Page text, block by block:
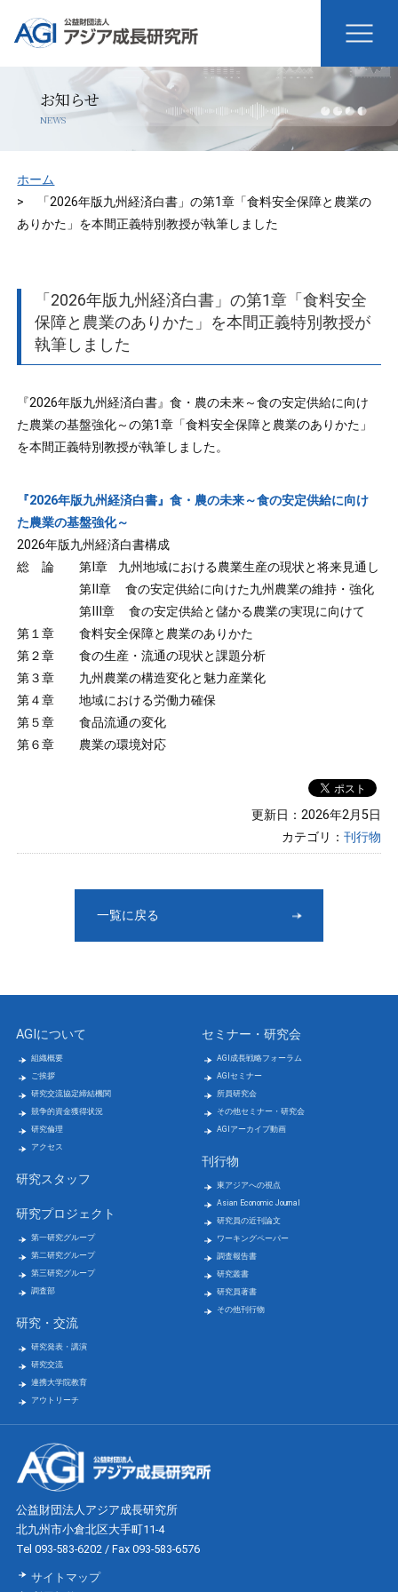
お知らせ
NEWS
ホーム
「2026年版九州経済白書」の第1章「食料安全保障と農業の
ありかた」を本間正義特別教授が執筆しました
「2026年版九州経済白書」の第1章「食料安全
保障と農業のありかた」を本間正義特別教授が
執筆しました
『2026年版九州経済白書』食・農の未来～食の安定供給に向け
た農業の基盤強化～の第1章「食料安全保障と農業のありかた」
を本間正義特別教授が執筆しました。
『2026年版九州経済白書』食・農の未来～食の安定供給に向け
た農業の基盤強化～
2026年版九州経済白書構成
総 論 第Ⅰ章 九州地域における農業生産の現状と将来見通し
第Ⅱ章 食の安定供給に向けた九州農業の維持・強化
第Ⅲ章 食の安定供給と儲かる農業の実現に向けて
第１章 食料安全保障と農業のありかた
第２章 食の生産・流通の現状と課題分析
第３章 九州農業の構造変化と魅力産業化
第４章 地域における労働力確保
第５章 食品流通の変化
第６章 農業の環境対応
更新日：2026年2月5日
カテゴリ： 刊行物
一覧に戻る
AGIについて
組織概要
ご挨拶
研究交流協定締結機関
競争的資金獲得状況
研究倫理
アクセス
研究スタッフ
研究プロジェクト
第一研究グループ
第二研究グループ
第三研究グループ
調査部
研究・交流
研究発表・講演
研究交流
連携大学院教育
アウトリーチ
セミナー・研究会
AGI成長戦略フォーラム
AGIセミナー
所員研究会
その他セミナー・研究会
AGIアーカイブ動画
刊行物
東アジアへの視点
Asian Economic Journal
研究員の近刊論文
ワーキングペーパー
調査報告書
研究叢書
研究員著書
その他刊行物
公益財団法人アジア成長研究所
北九州市小倉北区大手町11-4
Tel 093-583-6202 / Fax 093-583-6576
サイトマップ